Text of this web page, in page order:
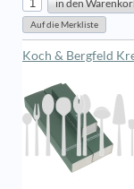
Koch & Bergfeld